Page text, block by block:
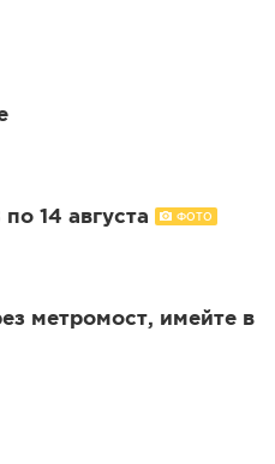
14 августа ФОТО
метромост, имейте в